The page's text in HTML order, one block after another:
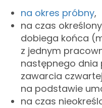
na okres próbny,
na czas
dobiega końca
z jednym
następnego dnia
zawarcia
na podstawie
na czas